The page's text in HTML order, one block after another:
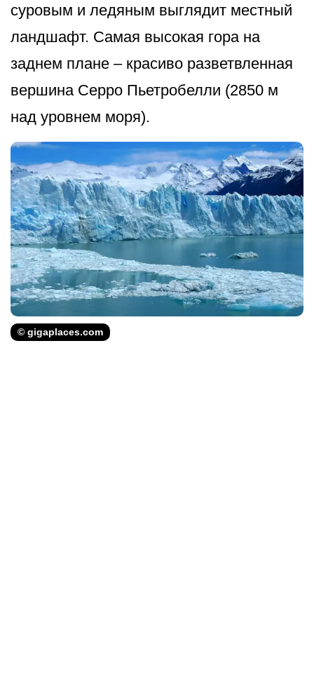
суровым и ледяным выглядит местный
ландшафт. Самая высокая гора на
заднем плане – красиво разветвленная
вершина Серро Пьетробелли (2850 м
над уровнем моря).
© gigaplaces.com